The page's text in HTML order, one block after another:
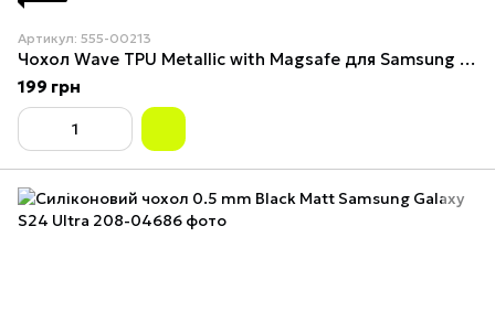
Артикул: 555-00213
Чохол Wave TPU Metallic with Magsafe для Samsung Galaxy S24 Ultra (S928) Silver
199 грн